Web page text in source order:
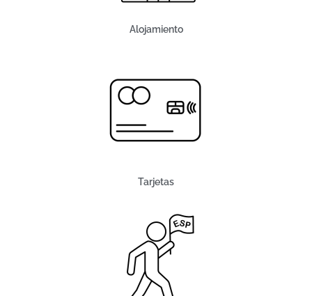
Alojamiento
Tarjetas